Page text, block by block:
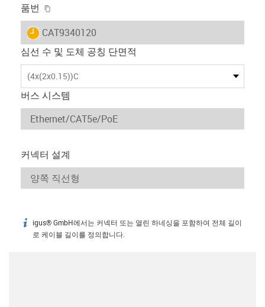
품번
igus-icon-lieferzeit
CAT9340120
심선 수 및 도체 공칭 단면적
(4x(2x0.15))C
버스 시스템
커넥터 설계
igus-icon-info
igus® GmbH에서는 커넥터 또는 열린 하네싱을 포함하여 전체 길이
로 케이블 길이를 정의합니다.